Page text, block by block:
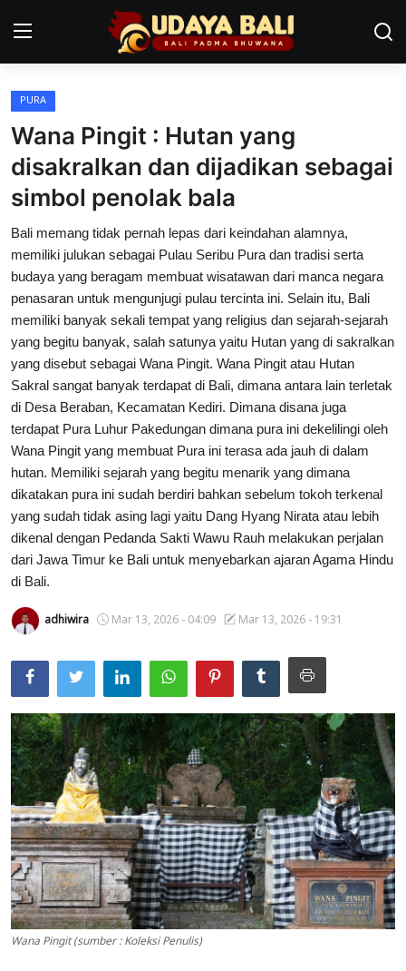
Home
Pura
Desa Adat
Tradisi
Kearifan lokal
Alam Bali
Seni
Kisah
Usadha
Indonesia
PURA
Wana Pingit : Hutan yang
disakralkan dan dijadikan sebagai
simbol penolak bala
Bali memang tidak pernah lepas dari keindahan alamnya,
memiliki julukan sebagai Pulau Seribu Pura dan tradisi serta
budaya yang beragam membuat wisatawan dari manca negara
penasaran untuk mengunjugi pulau tercinta ini. Selain itu, Bali
memiliki banyak sekali tempat yang religius dan sejarah-sejarah
yang begitu banyak, salah satunya yaitu Hutan yang di sakralkan
yang disebut sebagai Wana Pingit. Wana Pingit atau Hutan
Sakral sangat banyak terdapat di Bali, dimana antara lain terletak
di Desa Beraban, Kecamatan Kediri. Dimana disana juga
terdapat Pura Luhur Pakedungan dimana pura ini dekelilingi oleh
Wana Pingit yang membuat Pura ini terasa ada jauh di dalam
hutan. Memiliki sejarah yang begitu menarik yang dimana
dikatakan pura ini sudah berdiri bahkan sebelum tokoh terkenal
yang sudah tidak asing lagi yaitu Dang Hyang Nirata atau lebih
dikenal dengan Pedanda Sakti Wawu Rauh melakukan perjalan
dari Jawa Timur ke Bali untuk menyebarkan ajaran Agama Hindu
di Bali.
adhiwira Mar 13, 2026 - 04:09 Mar 13, 2026 - 19:31
Wana Pingit (sumber : Koleksi Penulis)